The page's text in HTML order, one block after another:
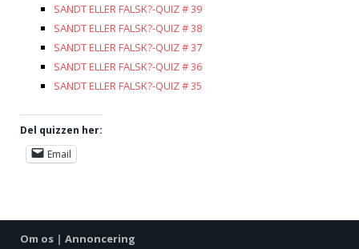
SANDT ELLER FALSK?-QUIZ # 39
SANDT ELLER FALSK?-QUIZ # 38
SANDT ELLER FALSK?-QUIZ # 37
SANDT ELLER FALSK?-QUIZ # 36
SANDT ELLER FALSK?-QUIZ # 35
Del quizzen her:
Email
Om os | Annoncering